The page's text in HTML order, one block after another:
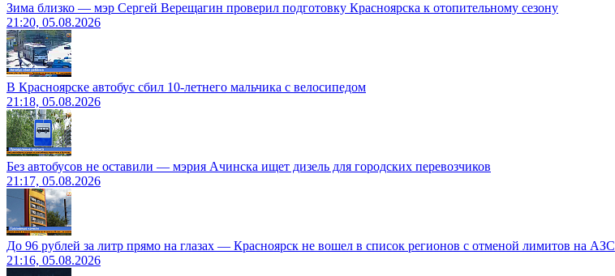
Зима близко — мэр Сергей Верещагин проверил подготовку Красноярска к отопительному сезону
21:20, 05.08.2026
В Красноярске автобус сбил 10-летнего мальчика с велосипедом
21:18, 05.08.2026
Без автобусов не оставили — мэрия Ачинска ищет дизель для городских перевозчиков
21:17, 05.08.2026
До 96 рублей за литр прямо на глазах — Красноярск не вошел в список регионов с отменой лимитов на АЗС
21:16, 05.08.2026